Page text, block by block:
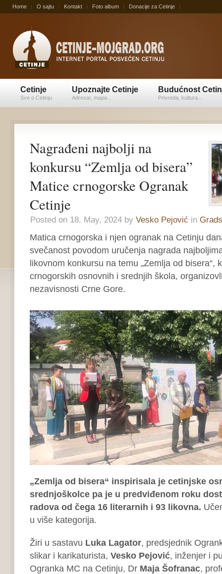
Home O sajtu Kontakt Foto album Donacije za Cetinje
Cetinje
Sve o Cetinju
Upoznajte Cetinje
Adresar, mapa...
Budućnost
Privreda, kultura...
Nagrađeni najbolji na
konkursu “Zemlja od bisera”
Matice crnogorske Ogranak
Cetinje
Posted on 18. May, 2024 by Vesko Pejović in
Matica crnogorska i njen ogranak na Cetinju
svečanost povodom uručenja nagrada
likovnom konkursu na temu „Zemlja od bisera“,
crnogorskih osnovnih i srednjih škola,
nezavisnosti Crne Gore.
„Zemlja od bisera“ inspirisala je cetinjske
srednjoškolce pa je u predviđenom roku
radova od čega 16 literarnih i 93 likovna.
u više kategorija.
Žiri u sastavu Luka Lagator, predsjednik
slikar i karikaturista, Vesko Pejović, inženjer i
Ogranka MC na Cetinju, Dr Maja Šofranac,